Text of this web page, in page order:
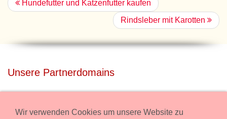
Hundefutter und Katzenfutter kaufen
Rindsleber mit Karotten
Unsere Partnerdomains
Miete unser Haus bei Wiener Neustadt für Deine Party mit
Wir verwenden Cookies um unsere Website zu